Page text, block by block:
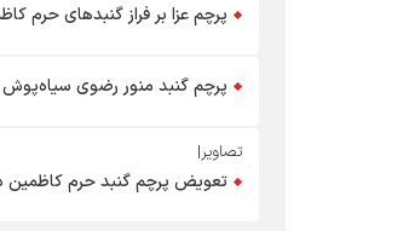
پرچم‌ عزا بر فراز گنبدهای حرم
پرچم گنبد منور رضوی
تصاویر|
تعویض پرچم گنبد حرم کاظمین